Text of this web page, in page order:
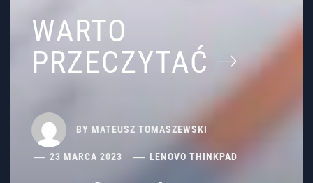
WARTO
PRZECZYTAĆ
BY MATEUSZ TOMASZEWSKI
23 MARCA 2023 LENOVO THINKPAD